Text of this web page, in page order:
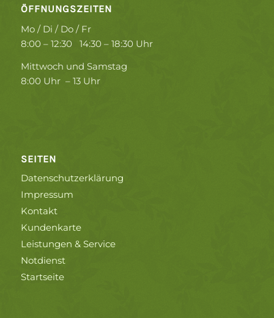
ÖFFNUNGSZEITEN
Mo / Di / Do / Fr
8:00 – 12:30 14:30 – 18:30 Uhr
Mittwoch und Samstag
8:00 Uhr – 13 Uhr
SEITEN
Datenschutzerklärung
Impressum
Kontakt
Kundenkarte
Leistungen & Service
Notdienst
Startseite